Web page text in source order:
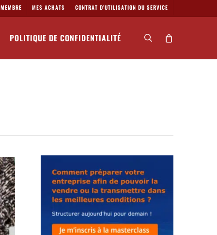
MEMBRE MES ACHATS CONTRAT D’UTILISATION DU SERVICE
POLITIQUE DE CONFIDENTIALITÉ search